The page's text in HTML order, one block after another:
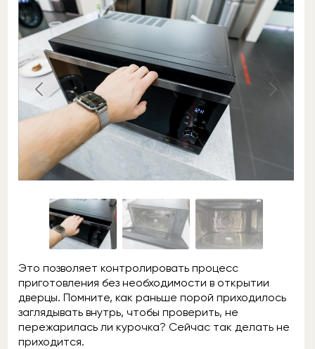
Это позволяет контролировать процесс
приготовления без необходимости в открытии
дверцы. Помните, как раньше порой приходилось
заглядывать внутрь, чтобы проверить, не
пережарилась ли курочка? Сейчас так делать не
приходится.